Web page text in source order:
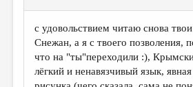
с удовольствием читаю снова
Снежан, а я с твоего позволения,
что на "ты"переходили :),
лёгкий и ненавязчивый язык,